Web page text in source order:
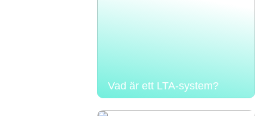
Vad är ett LTA-system?